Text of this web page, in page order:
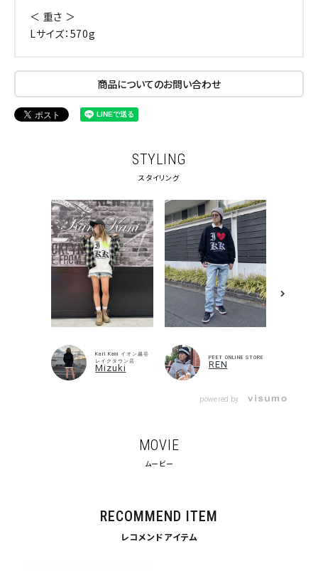
円 ～
＜ 重さ ＞
Lサイズ：570g
商品についてのお問い合わせ
STYLING
スタイリング
Karl Kani イオン越谷
レイクタウン店
Mizuki
PEET ONLINE STORE
REN
powered by
MOVIE
ムービー
RECOMMEND ITEM
レコメンドアイテム